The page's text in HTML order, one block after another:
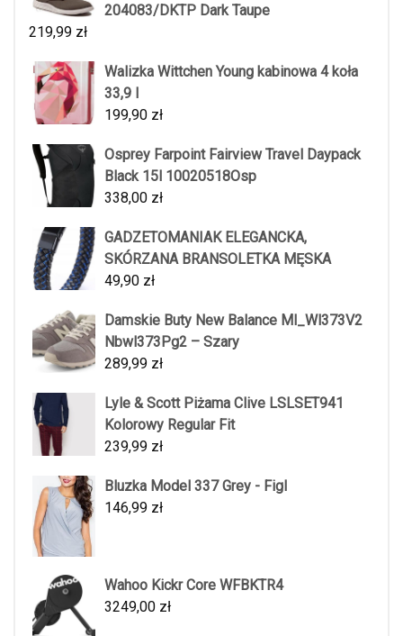
204083/DKTP Dark Taupe
219,99 zł
Walizka Wittchen Young kabinowa 4 koła
33,9 l
199,90 zł
Osprey Farpoint Fairview Travel Daypack
Black 15l 10020518Osp
338,00 zł
GADZETOMANIAK ELEGANCKA,
SKÓRZANA BRANSOLETKA MĘSKA
49,90 zł
Damskie Buty New Balance Ml_Wl373V2
Nbwl373Pg2 – Szary
289,99 zł
Lyle & Scott Piżama Clive LSLSET941
Kolorowy Regular Fit
239,99 zł
Bluzka Model 337 Grey - Figl
146,99 zł
Wahoo Kickr Core WFBKTR4
3249,00 zł